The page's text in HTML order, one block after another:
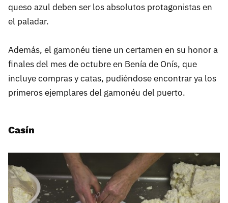
queso azul deben ser los absolutos protagonistas en
el paladar.
Además, el gamonéu tiene un certamen en su honor a
finales del mes de octubre en Benía de Onís, que
incluye compras y catas, pudiéndose encontrar ya los
primeros ejemplares del gamonéu del puerto.
Casín